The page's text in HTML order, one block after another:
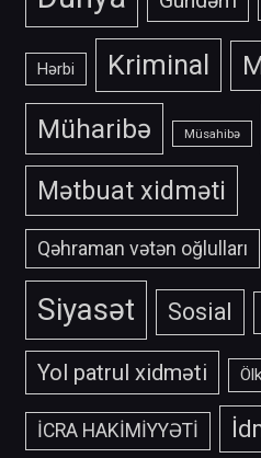
Hərbi Kriminal
Müharibə Müsahibə
Mətbuat xidməti
Qəhraman vətən oğlulları
Siyasət Sosial
Yol patrul xidməti
İCRA HAKİMİYYƏTİ